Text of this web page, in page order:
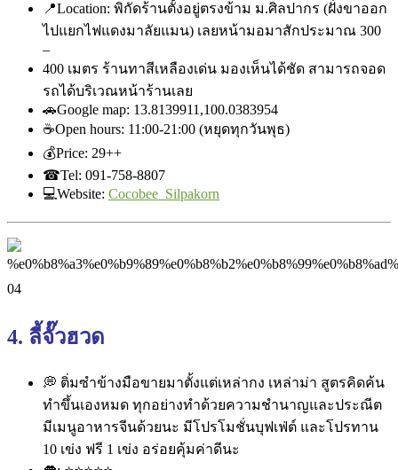
📍Location: พิกัดร้านตั้งอยู่ตรงข้าม ม.ศิลปากร (ฝั่งขาออก
ไปแยกไฟแดงมาลัยแมน) เลยหน้ามอมาสักประมาณ 300
–
400 เมตร ร้านทาสีเหลืองเด่น มองเห็นได้ชัด สามารถจอด
รถได้บริเวณหน้าร้านเลย
🚗Google map: 13.8139911,100.0383954
☕Open hours: 11:00-21:00 (หยุดทุกวันพุธ)
💰Price: ‎29++
☎Tel: 091-758-8807
💻Website: Cocobee_Silpakorn
4. ลี้จั๊วฮวด
💭 ติ่มซำข้างมือขายมาตั้งแต่เหล่ากง เหล่าม่า สูตรคิดค้น
ทำขึ้นเองหมด ทุกอย่างทำด้วยความชำนาญและประณีต
มีเมนูอาหารจีนด้วยนะ มีโปรโมชั่นบุฟเฟ่ต์ และโปรทาน
10 เข่ง ฟรี 1 เข่ง อร่อยคุ้มค่าดีนะ